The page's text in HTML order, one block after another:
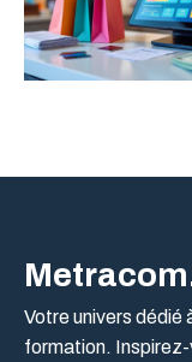
Votre univers dédié
formation.